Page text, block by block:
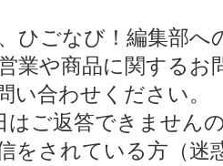
ひごなび！編集部へ
業や商品に関する
い合わせください。
はご返答できません
をされている方（迷